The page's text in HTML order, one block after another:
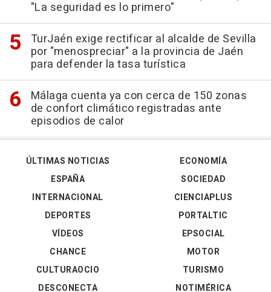
"La seguridad es lo primero"
TurJaén exige rectificar al alcalde de Sevilla
por "menospreciar" a la provincia de Jaén
para defender la tasa turística
Málaga cuenta ya con cerca de 150 zonas
de confort climático registradas ante
episodios de calor
ÚLTIMAS NOTICIAS
ESPAÑA
INTERNACIONAL
DEPORTES
VÍDEOS
ECONOMÍA
SOCIEDAD
CIENCIAPLUS
PORTALTIC
EPSOCIAL
CHANCE
CULTURAOCIO
DESCONECTA
MOTOR
TURISMO
NOTIMÉRICA